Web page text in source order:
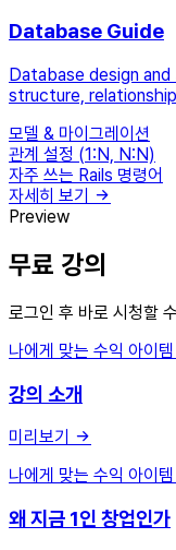
Database Guide
Database design
structure,
모델 & 마이그레이션
관계 설정 (1:N, N:N)
자주 쓰는 Rails 명령어
자세히 보기
Preview
무료 강의
로그인 후 바로 시청할
나에게 맞는 수익 아이
강의 소개
미리보기
나에게 맞는 수익 아이
왜 지금 1인 창업인가